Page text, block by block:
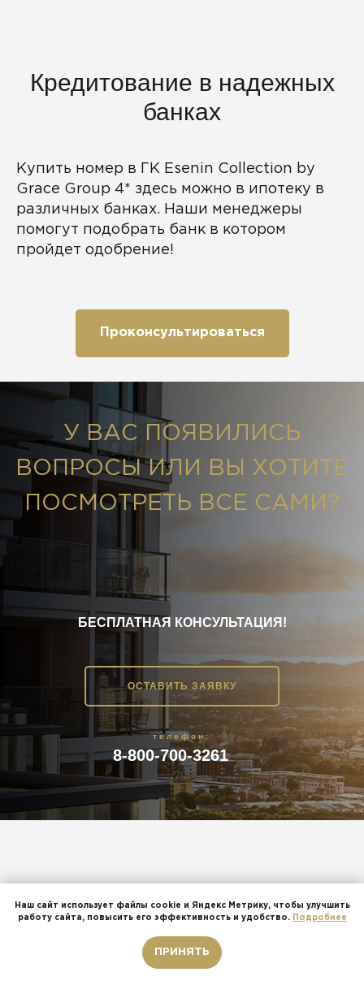
Кредитование в надежных
банках
Купить номер в ГК Esenin Collection by
Grace Group 4* здесь можно в ипотеку в
различных банках. Наши менеджеры
помогут подобрать банк в котором
пройдет одобрение!
Проконсультироваться
8-800-700-3261
телефон:
У ВАС ПОЯВИЛИСЬ
ВОПРОСЫ ИЛИ ВЫ ХОТИТЕ
ПОСМОТРЕТЬ ВСЕ САМИ?
БЕСПЛАТНАЯ КОНСУЛЬТАЦИЯ!
ОСТАВИТЬ ЗАЯВКУ
Планировки и цены ГК Esenin
Collection by Grace Group 4*
Звонок бесплатный
Наш сайт использует файлы cookie и Яндекс Метрику, чтобы улучшить
работу сайта, повысить его эффективность и удобство.
Подробнее
ПРИНЯТЬ